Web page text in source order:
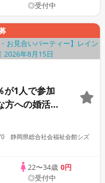
◎受付中
が1人で参加
への婚活パ
静岡県総合社会福祉会館シズ
22〜34歳 0円
◎受付中